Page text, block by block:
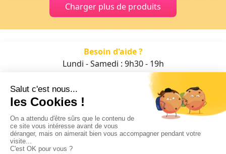
Charger plus de produits
Besoin d'aide ?
Lundi - Samedi : 9h30 - 19h